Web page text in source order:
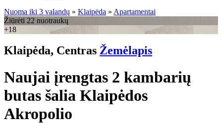
Nuoma iki 3 valandų » Klaipėda » Apartamentai
Žiūrėti 22 nuotraukų
+18
Klaipėda, Centras Žemėlapis
Naujai įrengtas 2 kambarių
butas šalia Klaipėdos
Akropolio